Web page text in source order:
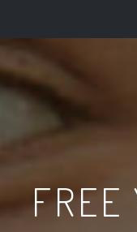
FREE